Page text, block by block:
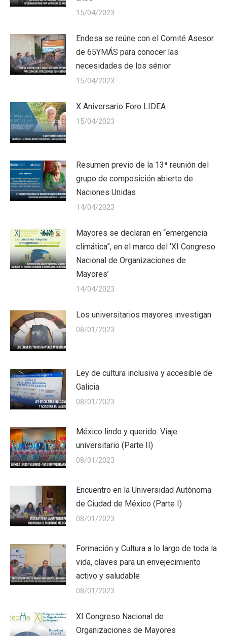
15/04/2023
Endesa se reúne con el Comité Asesor
de 65YMÁS para conocer las
necesidades de los sénior
15/04/2023
X Aniversario Foro LIDEA
15/04/2023
Resumen previo de la 13ª reunión del
grupo de composición abierto de
Naciones Unidas
14/04/2023
Mayores se declaran en “emergencia
climática”, en el marco del ‘XI Congreso
Nacional de Organizaciones de
Mayores’
14/04/2023
Los universitarios mayores investigan
08/01/2023
Ley de cultura inclusiva y accesible de
Galicia
08/01/2023
México lindo y querido. Viaje
universitario (Parte II)
08/01/2023
Encuentro en la Universidad Autónoma
de Ciudad de México (Parte I)
08/01/2023
Formación y Cultura a lo largo de toda la
vida, claves para un envejecimiento
activo y saludable
08/01/2023
XI Congreso Nacional de
Organizaciones de Mayores